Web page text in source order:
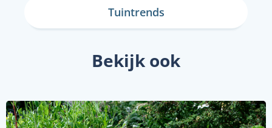
Tuintrends
Bekijk ook